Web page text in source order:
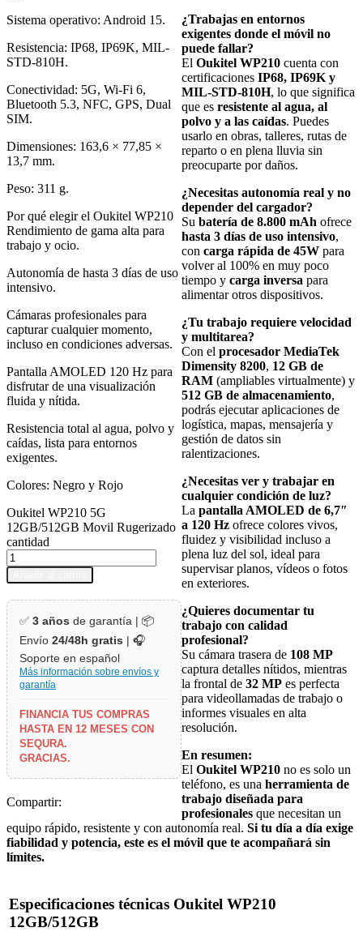
Sistema operativo: Android 15.
Resistencia: IP68, IP69K, MIL-
STD-810H.
Conectividad: 5G, Wi-Fi 6,
Bluetooth 5.3, NFC, GPS, Dual
SIM.
Dimensiones: 163,6 × 77,85 ×
13,7 mm.
Peso: 311 g.
Por qué elegir el Oukitel WP210
Rendimiento de gama alta para
trabajo y ocio.
Autonomía de hasta 3 días de uso
intensivo.
Cámaras profesionales para
capturar cualquier momento,
incluso en condiciones adversas.
Pantalla AMOLED 120 Hz para
disfrutar de una visualización
fluida y nítida.
Resistencia total al agua, polvo y
caídas, lista para entornos
exigentes.
Colores: Negro y Rojo
Oukitel WP210 5G
12GB/512GB Movil Rugerizado
cantidad
✅ 3 años de garantía | 📦
Envío 24/48h gratis | 🎧
Soporte en español
Más información sobre envíos y
garantía
FINANCIA TUS COMPRAS
HASTA EN 12 MESES CON
SEQURA.
GRACIAS.
Compartir:
¿Trabajas en entornos
exigentes donde el móvil no
puede fallar?
El Oukitel WP210 cuenta con
certificaciones IP68, IP69K y
MIL-STD-810H, lo que significa
que es resistente al agua, al
polvo y a las caídas. Puedes
usarlo en obras, talleres, rutas de
reparto o en plena lluvia sin
preocuparte por daños.
¿Necesitas autonomía real y no
depender del cargador?
Su batería de 8.800 mAh ofrece
hasta 3 días de uso intensivo,
con carga rápida de 45W para
volver al 100% en muy poco
tiempo y carga inversa para
alimentar otros dispositivos.
¿Tu trabajo requiere velocidad
y multitarea?
Con el procesador MediaTek
Dimensity 8200, 12 GB de
RAM (ampliables virtualmente) y
512 GB de almacenamiento,
podrás ejecutar aplicaciones de
logística, mapas, mensajería y
gestión de datos sin
ralentizaciones.
¿Necesitas ver y trabajar en
cualquier condición de luz?
La pantalla AMOLED de 6,7″
a 120 Hz ofrece colores vivos,
fluidez y visibilidad incluso a
plena luz del sol, ideal para
supervisar planos, vídeos o fotos
en exteriores.
¿Quieres documentar tu
trabajo con calidad
profesional?
Su cámara trasera de 108 MP
captura detalles nítidos, mientras
la frontal de 32 MP es perfecta
para videollamadas de trabajo o
informes visuales en alta
resolución.
En resumen:
El Oukitel WP210 no es solo un
teléfono, es una herramienta de
trabajo diseñada para
profesionales que necesitan un
equipo rápido, resistente y con autonomía real. Si tu día a día exige
fiabilidad y potencia, este es el móvil que te acompañará sin
límites.
Especificaciones técnicas Oukitel WP210
12GB/512GB